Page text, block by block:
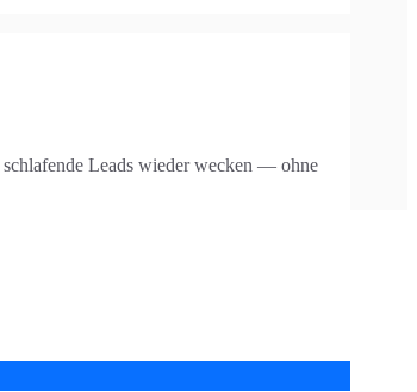
Leads wieder wecken — ohne